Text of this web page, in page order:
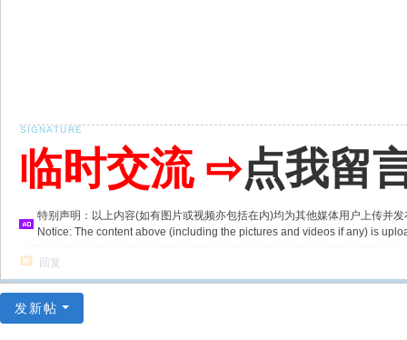
临时交流 ⇨点我留
特别声明：以上内容(如有图片或视频亦包括在内)均为其他媒体用户上传并
Notice: The content above (including the pictures and videos if any) is
回复
发新帖